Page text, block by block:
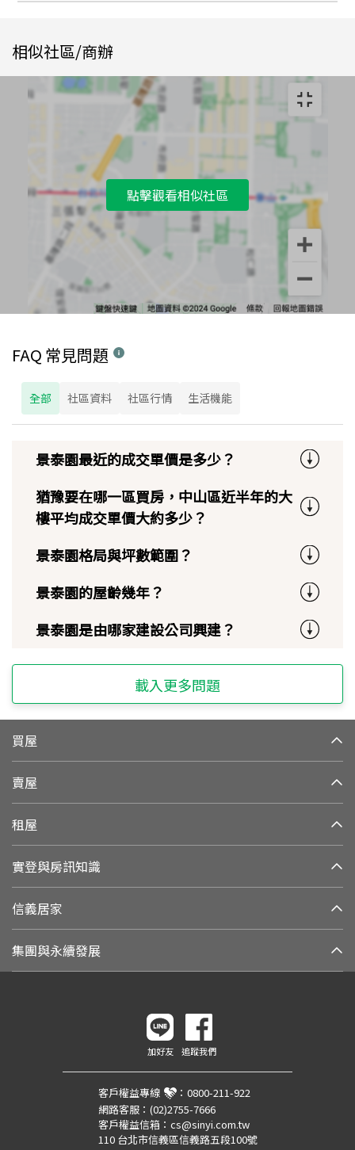
相似社區/商辦
點擊觀看相似社區
FAQ 常見問題
全部 社區資料 社區行情 生活機能
景泰園最近的成交單價是多少？
猶豫要在哪一區買房，中山區近半年的大
樓平均成交單價大約多少？
景泰園格局與坪數範圍？
景泰園的屋齡幾年？
景泰園是由哪家建設公司興建？
載入更多問題
買屋
賣屋
租屋
實登與房訊知識
信義居家
集團與永續發展
加好友 追蹤我們
客戶權益專線 ： 0800-211-922
網路客服： (02)2755-7666
客戶權益信箱： cs@sinyi.com.tw
110 台北市信義區信義路五段100號